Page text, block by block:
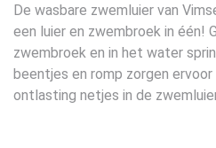
De wasbare zwemluier van
een luier en zwembroek in één!
zwembroek en in het water
beentjes en romp zorgen ervoor
ontlasting netjes in de